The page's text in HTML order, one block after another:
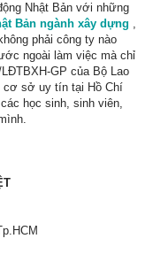
Nhật Bản với những
Bản ngành xây dựng ,
phải công ty nào
ngoài làm việc mà chỉ
GP của Bộ Lao
cơ sở uy tín tại Hồ Chí
học sinh, sinh viên,